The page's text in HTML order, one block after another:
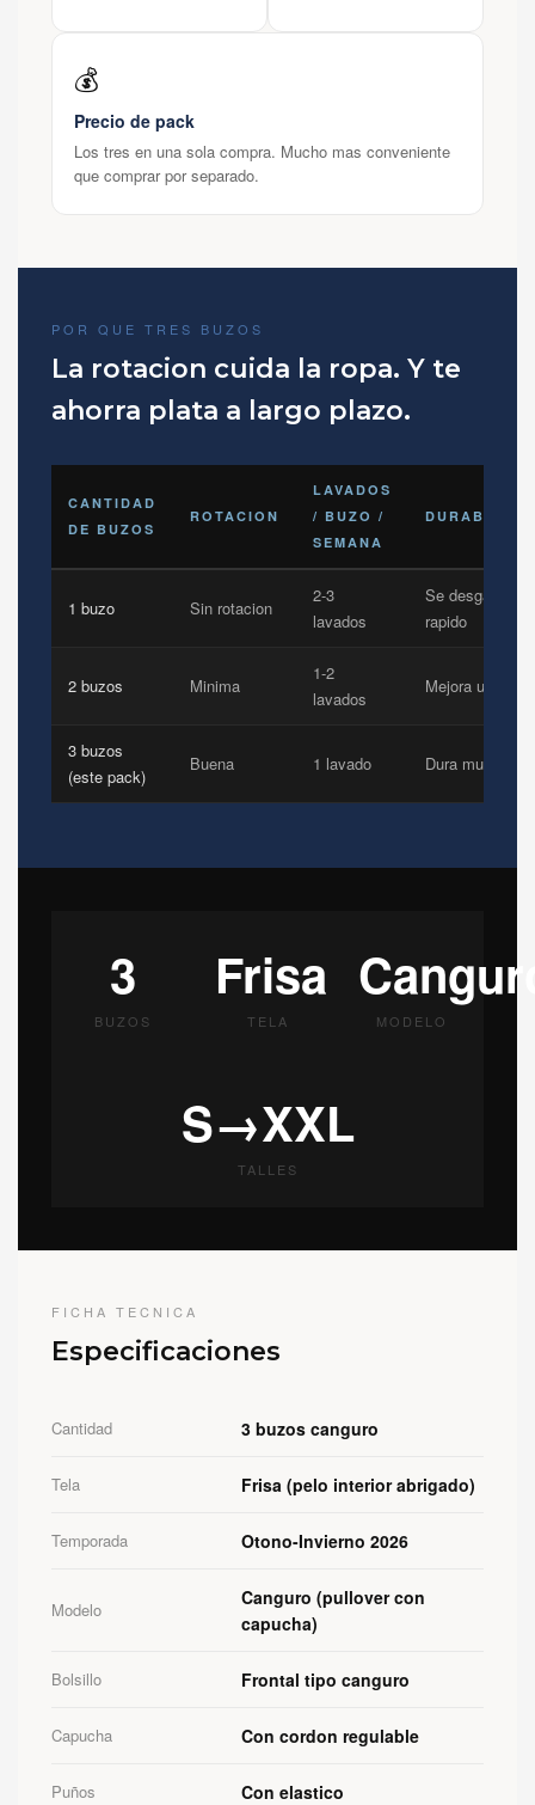
💰
Precio de pack
Los tres en una sola compra. Mucho mas conveniente
que comprar por separado.
POR QUE TRES BUZOS
La rotacion cuida la ropa. Y te
ahorra plata a largo plazo.
CANTIDAD
DE BUZOS
ROTACION
LAVADOS
/ BUZO /
SEMANA
1 buzo Sin rotacion
2-3
lavados
Se desgasta
rapido
2 buzos Minima
1-2
lavados
Mejora un poco
3 buzos
(este pack)
Buena 1 lavado Dura mucho
3
BUZOS
Frisa
TELA MODELO
S→XXL
TALLES
FICHA TECNICA
Especificaciones
Cantidad 3 buzos canguro
Tela Frisa (pelo interior abrigado)
Temporada Otono-Invierno 2026
Modelo
Canguro (pullover con
capucha)
Bolsillo Frontal tipo canguro
Capucha Con cordon regulable
Puños Con elastico